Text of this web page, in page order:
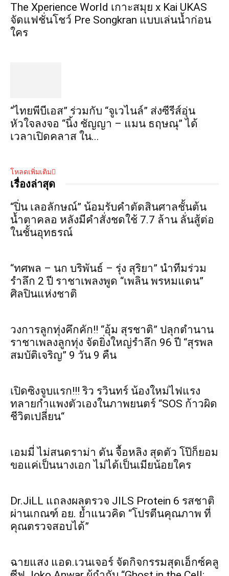
​The Xperience World เกาะสมุย x Kai UKAS
จัดแฟชั่นโชว์ Pre Songkran แบบเล่นน้ำก่อน
ใคร
“ไทยพีบีเอส” ร่วมกับ “จูเวไนล์” ส่งซีรีส์อุ่น
หัวใจลงจอ “นิ้ง ชัญญา – แมน ธฤษณุ” ได้
เวลาเปิดคลาส ใน...
โหลดเพิ่มเติม
เรื่องล่าสุด
“ปิ่น เลอลักษณ์” น้อมรับคำตัดสินศาลชั้นต้น
น้ำตาคลอ หลังมีคำสั่งชดใช้ 7.7 ล้าน ลั่นสู้ต่อ
ในชั้นอุทธรณ์
“ทศพล – นก บริพันธ์ – รุ่ง สุริยา” นำทีมร่วม
รำลึก 2 ปี ราชาเพลงพูด “เพลิน พรหมแดน”
ศิลปินแห่งชาติ
วงการลูกทุ่งคึกคัก!! “อุ้ม สุรชาติ” ปลุกตำนาน
ราชาเพลงลูกทุ่ง จัดยิ่งใหญ่รำลึก 96 ปี “สุรพล
สมบัติเจริญ” 9 วัน 9 คืน
เปิดซิงจูบแรก!!! ริว รวินทร์ น้องใหม่ไฟแรง
ทลายกำแพงตัวเองในภาพยนตร์ “SOS ก้าวผิด
ชีวิตเปลี่ยน“
เอมมี่ ไม่สนดราม่า ดัน จื้อหลิง สุดตัว โป๊ก็ยอม
ขอแค่เป็นนางเอก ไม่ได้เป็นเมียน้อยใคร
Dr.JiLL แถลงผลตรวจ JILS Protein 6 รสชาติ
ผ่านเกณฑ์ อย. ย้ำแนวคิด “โปรตีนคุณภาพ ที่
คุณตรวจสอบได้”
ฉายแสง แอด.เวนเจอร์ จัดกิจกรรมสุดเอ็กซ์คลู